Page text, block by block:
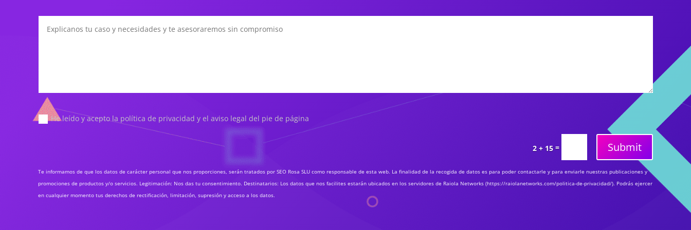
He leído y acepto la política de privacidad y el aviso legal del pie de página
2 + 15 = Submit
Te informamos de que los datos de carácter personal que nos proporciones, serán tratados por SEO Rosa SLU como responsable de esta web. La finalidad de la recogida de datos es para poder contactarle y para enviarle nuestras publicaciones y
promociones de productos y/o servicios. Legitimación: Nos das tu consentimiento. Destinatarios: Los datos que nos facilites estarán ubicados en los servidores de Raiola Networks (https://raiolanetworks.com/politica-de-privacidad/). Podrás ejercer
en cualquier momento tus derechos de rectificación, limitación, supresión y acceso a los datos.